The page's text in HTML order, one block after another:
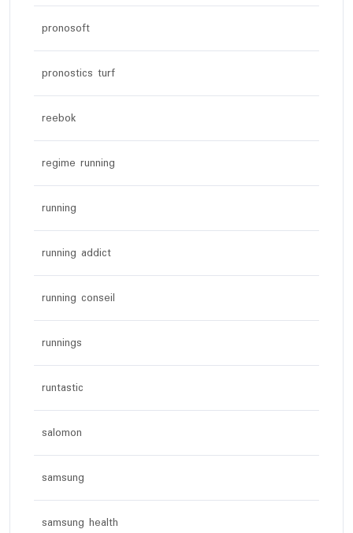
pronosoft
pronostics turf
reebok
regime running
running
running addict
running conseil
runnings
runtastic
salomon
samsung
samsung health